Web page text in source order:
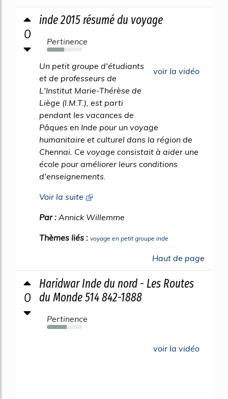
0
inde 2015 résumé du voyage
Pertinence
48%
voir la vidéo
Un petit groupe d'étudiants
et de professeurs de
L'Institut Marie-Thérèse de
Liège (I.M.T.), est parti
pendant les vacances de
Pâques en Inde pour un voyage
humanitaire et culturel dans la région de
Chennai. Ce voyage consistait à aider une
école pour améliorer leurs conditions
d'enseignements.
Voir la suite
Par : Annick Willemme
Thèmes liés : voyage en petit groupe inde
Haut de page
0
Haridwar Inde du nord - Les Routes
du Monde 514 842-1888
Pertinence
56%
voir la vidéo